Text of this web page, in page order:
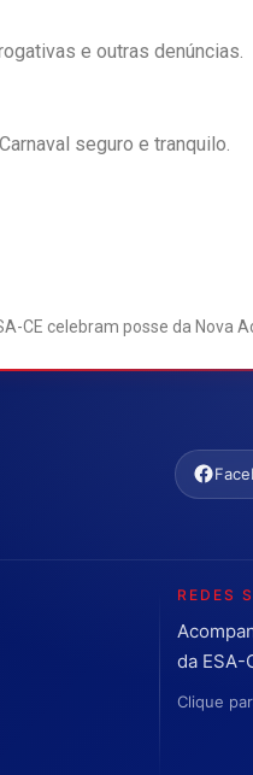
e outras denúncias.
seguro e tranquilo.
CE celebram posse da Nova
REDES
da ESA-
Clique